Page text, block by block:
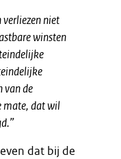
verliezen niet
winsten
van de
mate, dat wil
dat bij de